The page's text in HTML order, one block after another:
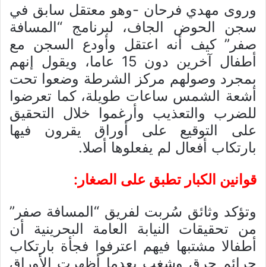
وروى مهدي فرحان -وهو معتقل سابق في
سجن الحوض الجاف، لبرنامج “المسافة
صفر” كيف أنه اعتقل وأودع السجن مع
أطفال آخرين دون 15 عاما، ويقول إنهم
بمجرد وصولهم مركز الشرطة وضعوا تحت
أشعة الشمس ساعات طويلة، كما تعرضوا
للضرب والتعذيب وأرغموا خلال التحقيق
على التوقيع على أوراق يقرون فيها
بارتكاب أفعال لم يفعلوها أصلا.
قوانين الكبار تطبق على الصغار:
وتؤكد وثائق سُربت لفريق “المسافة صفر”
من تحقيقات النيابة العامة البحرينية أن
أطفالا مشتبها فيهم اعترفوا فجأة بارتكاب
جرائم حرق وشغب بعدما أظهرت الأوراق